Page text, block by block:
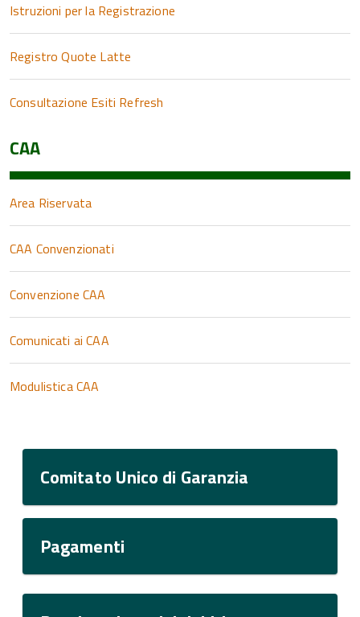
Istruzioni per la Registrazione
Registro Quote Latte
Consultazione Esiti Refresh
CAA
Area Riservata
CAA Convenzionati
Convenzione CAA
Comunicati ai CAA
Modulistica CAA
Comitato Unico di Garanzia
Pagamenti